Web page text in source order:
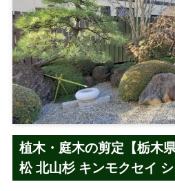
植木・庭木の剪定【栃木
松 北山杉 キンモクセイ